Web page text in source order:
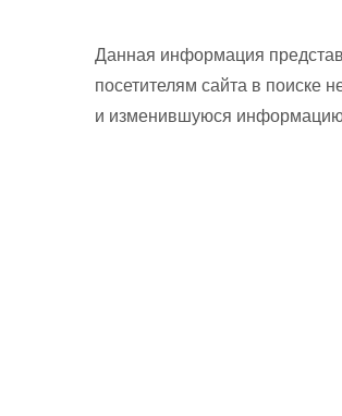
Данная информация
посетителям сайта в поиске
и изменившуюся информацию